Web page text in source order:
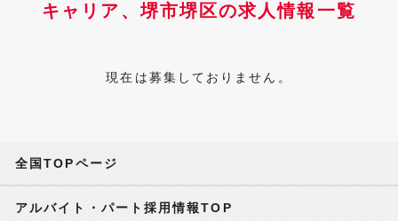
キャリア、堺市堺区の求人情報一覧
現在は募集しておりません。
全国TOPページ
アルバイト・パート採用情報TOP